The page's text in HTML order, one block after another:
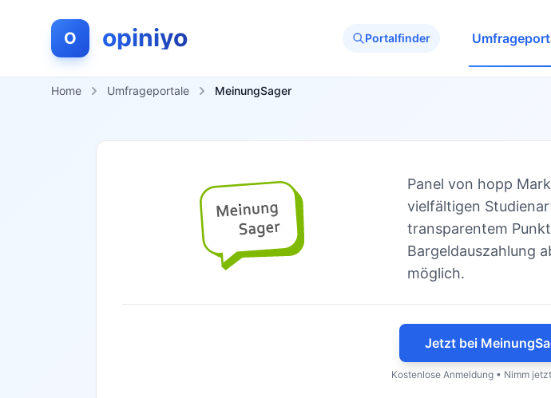
O opiniyo Portalfinder
Home Umfrageportale MeinungSager
Panel von hopp
vielfältigen
transparentem
Bargeldauszahlung
möglich.
Jetzt bei
Kostenlose Anmeldung • Nimm